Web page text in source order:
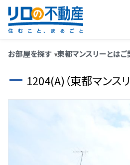
お部屋を探す 東都マンスリーとは
1204(A)（東都マン